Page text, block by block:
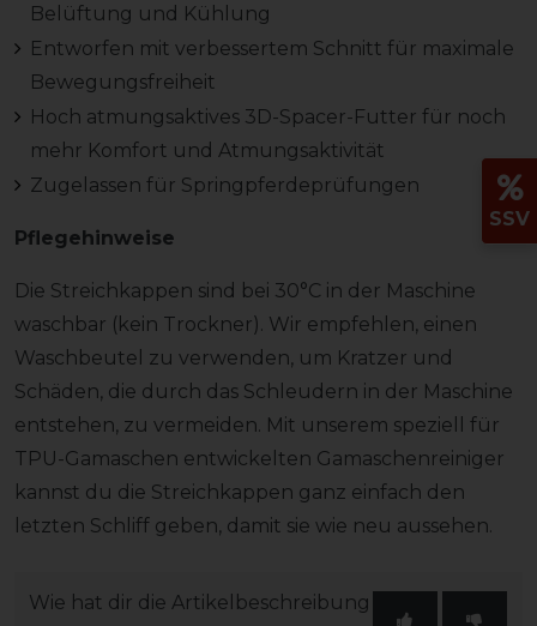
Belüftung und Kühlung
Entworfen mit verbessertem Schnitt für maximale
Bewegungsfreiheit
Hoch atmungsaktives 3D-Spacer-Futter für noch
mehr Komfort und Atmungsaktivität
Zugelassen für Springpferdeprüfungen
Pflegehinweise
Die Streichkappen sind bei 30°C in der Maschine
waschbar (kein Trockner). Wir empfehlen, einen
Waschbeutel zu verwenden, um Kratzer und
Schäden, die durch das Schleudern in der Maschine
entstehen, zu vermeiden. Mit unserem speziell für
TPU-Gamaschen entwickelten Gamaschenreiniger
kannst du die Streichkappen ganz einfach den
letzten Schliff geben, damit sie wie neu aussehen.
Wie hat dir die Artikelbeschreibung
SSV